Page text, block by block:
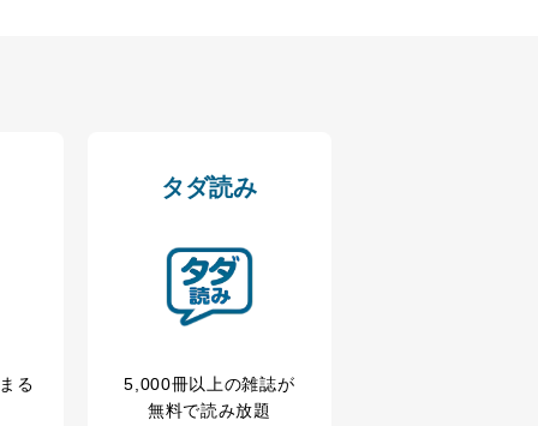
る
タダ読み
5,000冊以上の雑誌が
無料で読み放題